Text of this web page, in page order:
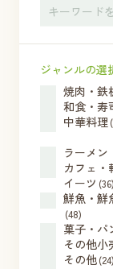
ジャンルの選
焼肉・鉄
和食・寿
中華料理
ラーメン
カフェ・
イーツ (36)
鮮魚・鮮
(48)
菓子・パ
その他小
その他(24)